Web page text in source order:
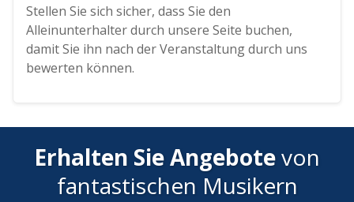
Stellen Sie sich sicher, dass Sie den
Alleinunterhalter durch unsere Seite buchen,
damit Sie ihn nach der Veranstaltung durch uns
bewerten können.
Erhalten Sie Angebotevon
fantastischen Musikern